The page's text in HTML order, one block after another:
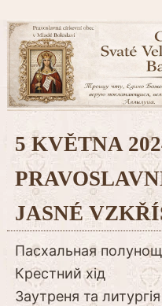
5 KVĚTNA
JASNÉ
Пасхальная
Крестний хід
Заутреня та литургія